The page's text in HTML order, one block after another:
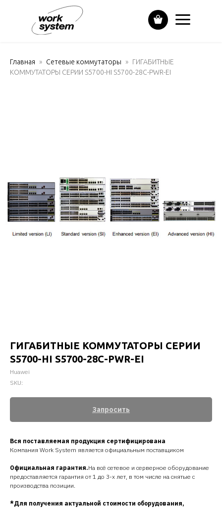
Главная Сетевые коммутаторы
ГИГАБИТНЫЕ
КОММУТАТОРЫ СЕРИИ S5700-HI S5700-28C-PWR-EI
ГИГАБИТНЫЕ КОММУТАТОРЫ СЕРИИ
S5700-HI S5700-28C-PWR-EI
Huawei
SKU:
Запросить
Вся поставляемая продукция сертифицирована
Компания Work System является официальным поставщиком
Официальная гарантия.На всё сетевое и серверное оборудование
предоставляется гарантия от 1 до 3-х лет, в том числе на снятые с
производства позиции.
*Для получения актуальной стоимости оборудования,